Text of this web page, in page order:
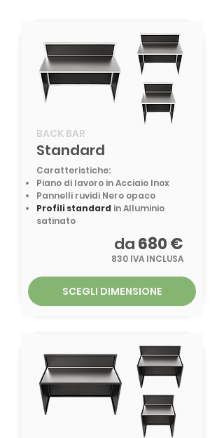
BACK BAR
Standard
Caratteristiche:
Piano di lavoro in Acciaio Inox
Pannelli ruvidi Nero opaco
Profili standard in Alluminio
satinato
830 IVA INCLUSA
da680 €
SCEGLI DIMENSIONE